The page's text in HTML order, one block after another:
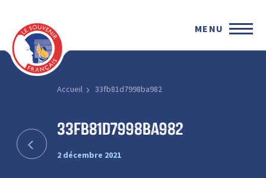
MENU
Accueil 33fb81d7998ba982
33fb81d7998ba982
2 décembre 2021